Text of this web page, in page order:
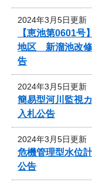
2024年3月5日更新
【恵池第0601
地区 新溜池改修
告
2024年3月5日更新
簡易型河川監視
入札公告
2024年3月5日更新
危機管理型水位
公告